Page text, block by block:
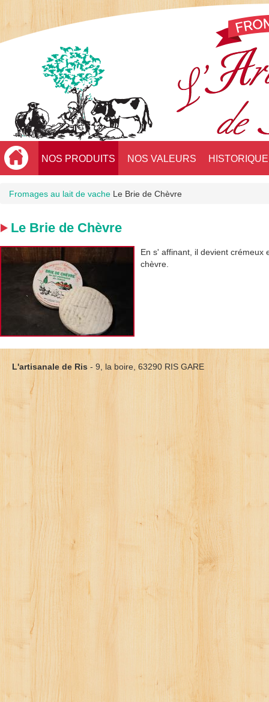
NOS PRODUITS NOS VALEURS HISTORIQUE
Fromages au lait de vache Le Brie de Chèvre
Le Brie de Chèvre
En s' affinant, il devient crémeux
chèvre.
L'artisanale de Ris - 9, la boire, 63290 RIS GARE